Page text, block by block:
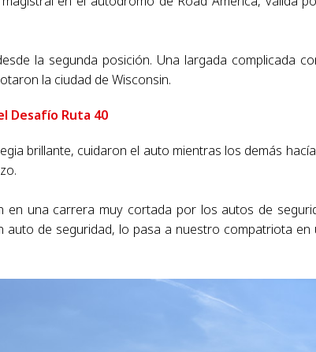
la segunda posición. Una largada complicada
la ciudad de Wisconsin.
Desafío Ruta 40
brillante, cuidaron el auto mientras los demás
en una carrera muy cortada por los autos de
auto de seguridad, lo pasa a nuestro compatriota en